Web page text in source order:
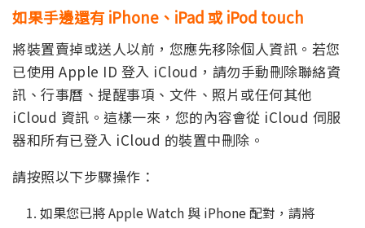
如果手邊還有 iPhone、iPad 或 iPod touch
將裝置賣掉或送人以前，您應先移除個人資訊。若您
已使用 Apple ID 登入 iCloud，請勿手動刪除聯絡資
訊、行事曆、提醒事項、文件、照片或任何其他
iCloud 資訊。這樣一來，您的內容會從 iCloud 伺服
器和所有已登入 iCloud 的裝置中刪除。
請按照以下步驟操作：
如果您已將 Apple Watch 與 iPhone 配對，請將